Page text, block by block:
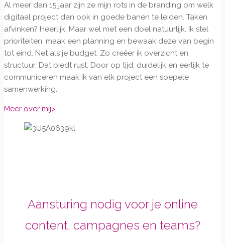
Al meer dan 15 jaar zijn ze mijn rots in de branding om welk
digitaal project dan ook in goede banen te leiden. Taken
afvinken? Heerlijk. Maar wel met een doel natuurlijk. Ik stel
prioriteiten, maak een planning en bewaak deze van begin
tot eind. Net als je budget. Zo creëer ik overzicht en
structuur. Dat biedt rust. Door op tijd, duidelijk en eerlijk te
communiceren maak ik van elk project een soepele
samenwerking.
Meer over mij>
Aansturing nodig voor je online
content, campagnes en teams?